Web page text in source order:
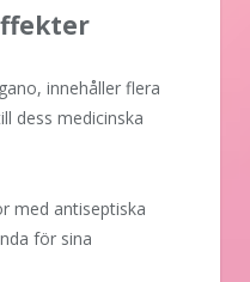
innehåller flera
dess medicinska
med antiseptiska
för sina